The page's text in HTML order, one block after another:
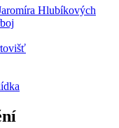
Hlubíkových